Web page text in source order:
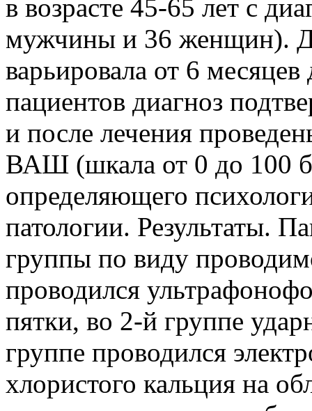
в возрасте 45-65 лет с
мужчины и 36 женщин).
варьировала от 6
пациентов диагноз
и после лечения
ВАШ (шкала от 0 до 100
определяющего
патологии. Результаты.
группы по виду
проводился
пятки, во 2-й группе
группе проводился
хлористого кальция на